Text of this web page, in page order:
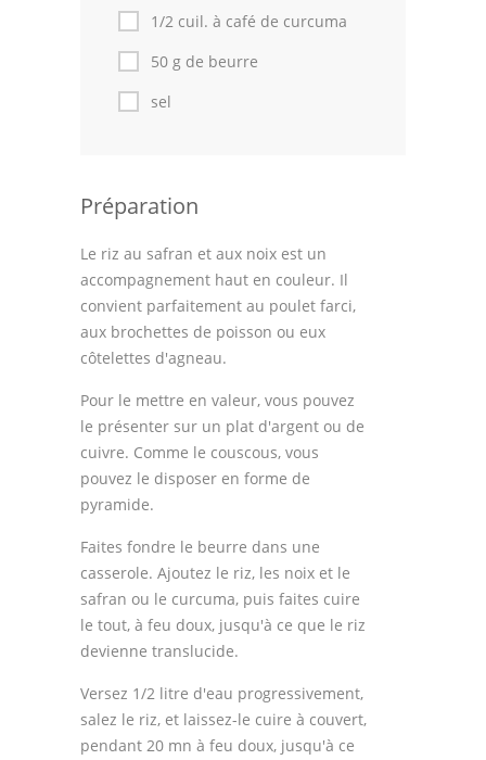
1/2 cuil. à café de curcuma
50 g de beurre
sel
Préparation
Le riz au safran et aux noix est un
accompagnement haut en couleur. Il
convient parfaitement au poulet farci,
aux brochettes de poisson ou eux
côtelettes d'agneau.
Pour le mettre en valeur, vous pouvez
le présenter sur un plat d'argent ou de
cuivre. Comme le couscous, vous
pouvez le disposer en forme de
pyramide.
Faites fondre le beurre dans une
casserole. Ajoutez le riz, les noix et le
safran ou le curcuma, puis faites cuire
le tout, à feu doux, jusqu'à ce que le riz
devienne translucide.
Versez 1/2 litre d'eau progressivement,
salez le riz, et laissez-le cuire à couvert,
pendant 20 mn à feu doux, jusqu'à ce